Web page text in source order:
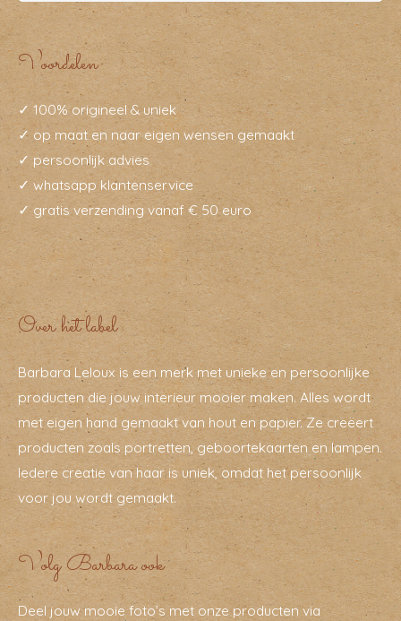
Voordelen
✓ 100% origineel & uniek
✓ op maat en naar eigen wensen gemaakt
✓ persoonlijk advies
✓ whatsapp klantenservice
✓ gratis verzending vanaf € 50 euro
Over het label
Barbara Leloux is een merk met unieke en persoonlijke
producten die jouw interieur mooier maken. Alles wordt
met eigen hand gemaakt van hout en papier. Ze creëert
producten zoals portretten, geboortekaarten en lampen.
Iedere creatie van haar is uniek, omdat het persoonlijk
voor jou wordt gemaakt.
Volg Barbara ook
Deel jouw mooie foto’s met onze producten via